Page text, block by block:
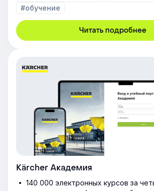
#обучение
Читать подробнее
Kärcher Академия
140 000 электронных курсов за